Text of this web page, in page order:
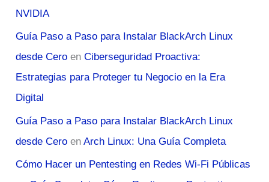
NVIDIA
Guía Paso a Paso para Instalar BlackArch Linux
desde Cero enCiberseguridad Proactiva:
Estrategias para Proteger tu Negocio en la Era
Digital
Guía Paso a Paso para Instalar BlackArch Linux
desde Cero enArch Linux: Una Guía Completa
Cómo Hacer un Pentesting en Redes Wi-Fi Públicas